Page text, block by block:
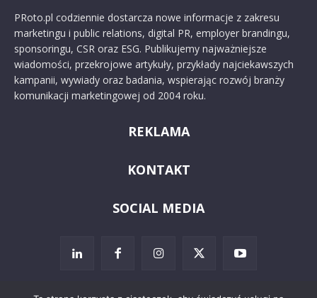
PRoto.pl codziennie dostarcza nowe informacje z zakresu
marketingu i public relations, digital PR, employer brandingu,
sponsoringu, CSR oraz ESG. Publikujemy najważniejsze
wiadomości, przekrojowe artykuły, przykłady najciekawszych
kampanii, wywiady oraz badania, wspierając rozwój branży
komunikacji marketingowej od 2004 roku.
REKLAMA
KONTAKT
SOCIAL MEDIA